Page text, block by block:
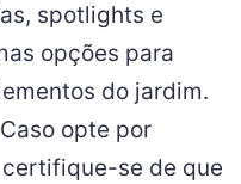
spotlights e
opções para
do jardim.
opte por
se de que